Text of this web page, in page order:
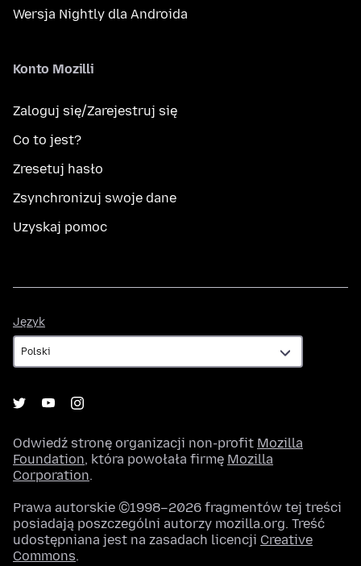
Wersja Nightly dla Androida
Konto Mozilli
Zaloguj się/Zarejestruj się
Co to jest?
Zresetuj hasło
Zsynchronizuj swoje dane
Uzyskaj pomoc
Język
Odwiedź stronę organizacji non-profit Mozilla
Foundation, która powołała firmę Mozilla
Corporation.
Prawa autorskie ©1998–2026 fragmentów tej treści
posiadają poszczególni autorzy mozilla.org. Treść
udostępniana jest na zasadach licencji Creative
Commons.